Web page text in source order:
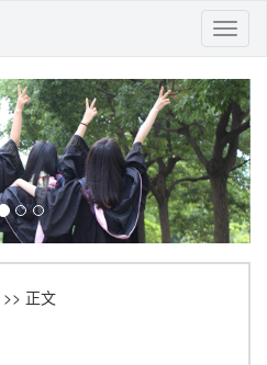
>> 正文